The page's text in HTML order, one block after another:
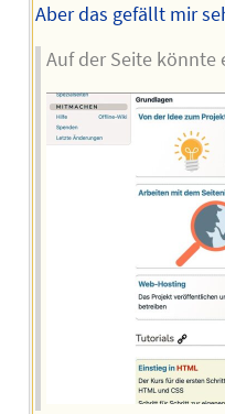
Aber das gefällt mir
Auf der Seite könnte